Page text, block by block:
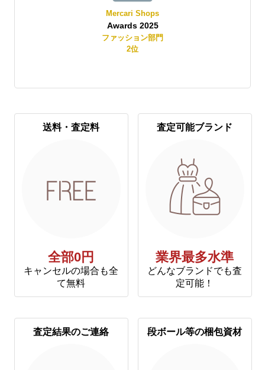
Mercari Shops
Awards 2025
ファッション部門
2位
送料・査定料
全部0円
キャンセルの場合も全
て無料
査定可能ブランド
業界最多水準
どんなブランドでも査
定可能！
査定結果のご連絡 段ボール等の梱包資材